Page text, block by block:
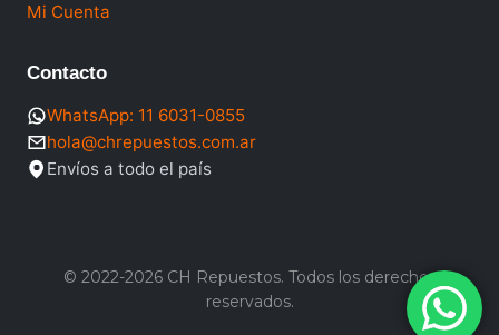
Mi Cuenta
Contacto
WhatsApp: 11 6031-0855
hola@chrepuestos.com.ar
Envíos a todo el país
© 2022-2026 CH Repuestos. Todos los derechos
reservados.